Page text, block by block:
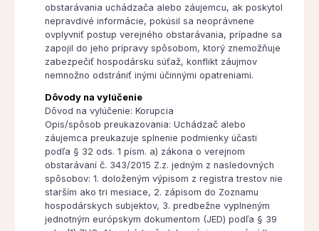
obstarávania uchádzača alebo záujemcu, ak poskytol
nepravdivé informácie, pokúsil sa neoprávnene
ovplyvniť postup verejného obstarávania, prípadne sa
zapojil do jeho prípravy spôsobom, ktorý znemožňuje
zabezpečiť hospodársku súťaž, konflikt záujmov
nemnožno odstrániť inými účinnými opatreniami.
Dôvody na vylúčenie
Dôvod na vylúčenie: Korupcia
Opis/spôsob preukazovania: Uchádzač alebo
záujemca preukazuje splnenie podmienky účasti
podľa § 32 ods. 1 písm. a) zákona o verejnom
obstarávaní č. 343/2015 Z.z. jedným z nasledovných
spôsobov: 1. doloženým výpisom z registra trestov nie
starším ako tri mesiace, 2. zápisom do Zoznamu
hospodárskych subjektov, 3. predbežne vyplneným
jednotným európskym dokumentom (JED) podľa § 39